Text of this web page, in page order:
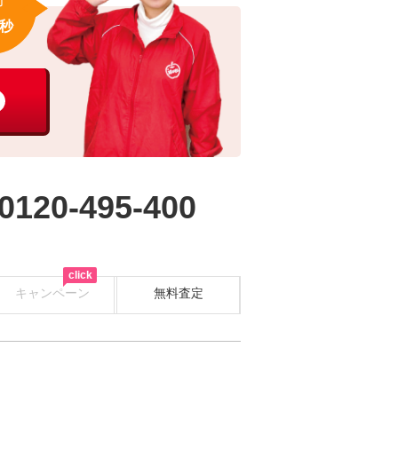
秒
495-400
キャンペーン 無料査定
click